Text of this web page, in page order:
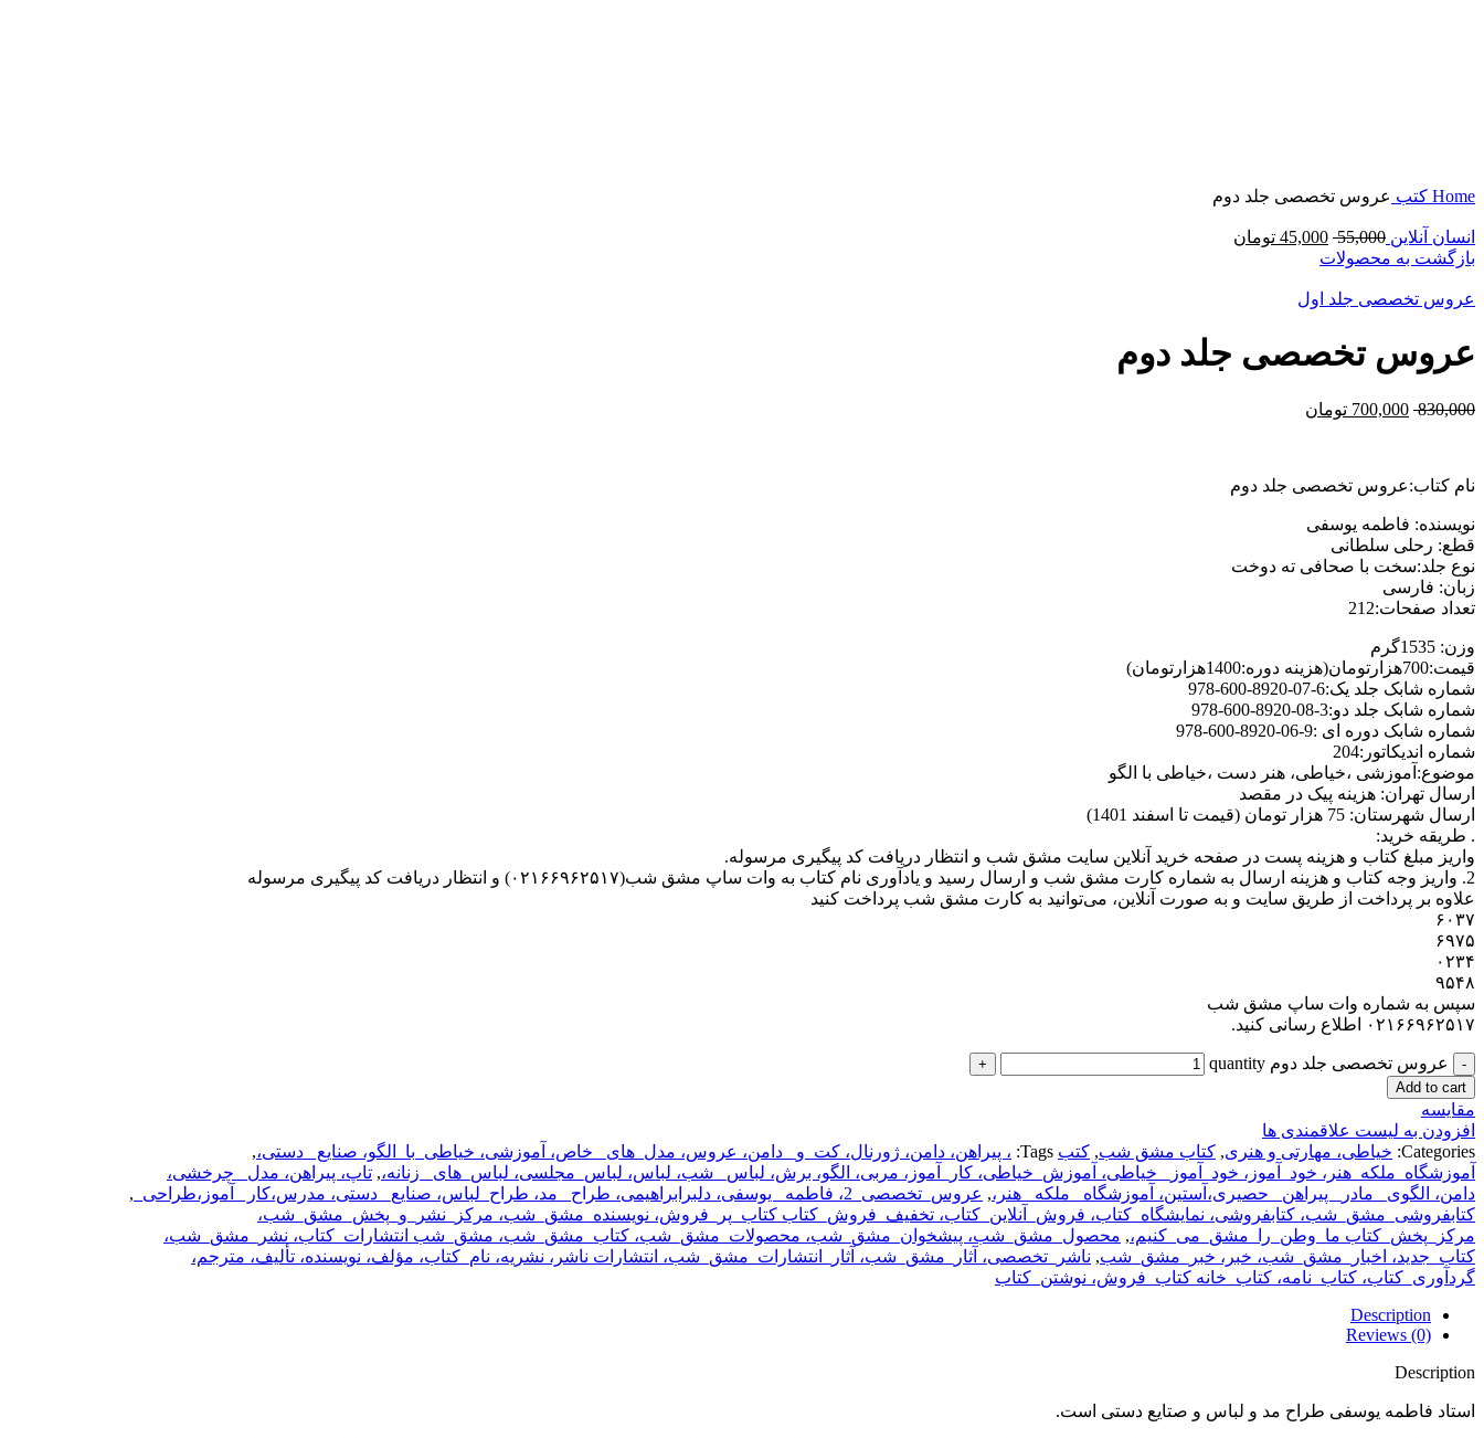
Home کتب عروس تخصصی جلد دوم
انسان آنلاین 55,000
45,000 تومان
بازگشت به محصولات
عروس تخصصی جلد اول
عروس تخصصی جلد دوم
830,000
700,000 تومان
نام کتاب:عروس تخصصی جلد دوم
نويسنده: فاطمه یوسفی
قطع: رحلی سلطانی
نوع جلد:سخت با صحافی ته دوخت
زبان: فارسی
تعداد صفحات:212
وزن: 1535گرم
قیمت:700هزارتومان(هزینه دوره:1400هزارتومان)
شماره شابک جلد یک:6-07-8920-600-978
شماره شابک جلد دو:3-08-8920-600-978
شماره شابک دوره ای :9-06-8920-600-978
شماره اندیکاتور:204
موضوع:آموزشی ،خیاطی، هنر دست ،خیاطی با الگو
ارسال تهران: هزینه پیک در مقصد
ارسال شهرستان: 75 هزار تومان (قیمت تا اسفند 1401)
. طریقه خرید:
واریز مبلغ کتاب و هزینه پست در صفحه خرید آنلاین سایت مشق شب و انتظار دریافت کد پیگیری مرسوله.
2. واریز وجه کتاب و هزینه ارسال به شماره کارت مشق شب و ارسال رسید و یادآوری نام کتاب به وات ساپ مشق شب(۰۲۱۶۶۹۶۲۵۱۷) و انتظار دریافت کد پیگیری مرسوله
علاوه بر پرداخت از طریق سایت و به صورت آنلاین، می‌توانید به کارت مشق شب پرداخت کنید
۶۰۳۷
۶۹۷۵
۰۲۳۴
۹۵۴۸
سپس به شماره وات ساپ مشق شب
۰۲۱۶۶۹۶۲۵۱۷ اطلاع رسانی کنید.
عروس تخصصی جلد دوم quantity
Add to cart
مقایسه
افزودن به لیست علاقمندی ها
Categories: خیاطی، مهارتی و هنری, کتاب مشق شب, کتب Tags: ، پیراهن، دامن، ژورنال، کت_و_ دامن، عروس، مدل_های_ خاص، آموزشی، خیاطی_با_الگو، صنایع _دستی،,
آموزشگاه_ملکه_هنر، خود_آموز، خود_آموز_ خیاطی، آموزش_خیاطی، کار_آموز، مربی، الگو، برش، لباس_ شب، لباس، لباس_مجلسی، لباس_های_ زنانه،, تاپ، پیراهن، مدل_ چرخشی،
دامن، الگوی_ مادر_ پیراهن_ حصیری،آستین، آموزشگاه_ ملکه_ هنر،, عروس_تخصصی_2، فاطمه_ یوسفی، دلبرابراهیمی، طراح_ مد، طراح_لباس، صنایع_ دستی، مدرس،کار _آموز،طراحی_
,
کتابفروشی_مشق_شب، کتابفروشی، نمایشگاه_کتاب، فروش_آنلاین_کتاب، تخفیف_فروش_کتاب کتاب_پر_فروش، نویسنده_مشق_شب، مرکز_نشر_و_پخش_مشق_شب،
مرکز_پخش_کتاب ما_وطن_را_مشق_می_کنیم،, محصول_مشق_شب، پیشخوان_مشق_شب، محصولات_مشق_شب، کتاب_مشق_شب، مشق_شب انتشارات_کتاب، نشر_مشق_شب،
کتاب_جدید، اخبار_مشق_شب، خبر، خبر_مشق_شب, ناشر_تخصصی، آثار_مشق_شب، آثار_انتشارات_مشق_شب، انتشارات ناشر، نشریه، نام_کتاب، مؤلف، نویسنده، تألیف، مترجم،
گردآوری_کتاب، کتاب_نامه، کتاب_خانه کتاب_فروش، نوشتن_کتاب
Description
Reviews (0)
Description
استاد فاطمه یوسفی طراح مد و لباس و صتایع دستی است.